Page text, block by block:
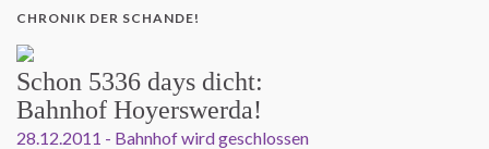
CHRONIK DER SCHANDE!
Schon 5336 days dicht:
Bahnhof Hoyerswerda!
28.12.2011 - Bahnhof wird geschlossen